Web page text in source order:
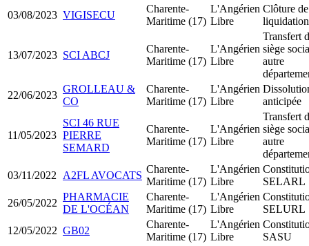
03/08/2023 VIGISECU
Charente-
Maritime (17)
L'Angérien
Libre
Clôture de
liquidation
13/07/2023 SCI ABCJ
Charente-
Maritime (17)
L'Angérien
Libre
Transfert
siège
autre
22/06/2023
GROLLEAU &
CO
Charente-
Maritime (17)
L'Angérien
Libre
anticipée
11/05/2023
SCI 46 RUE
PIERRE
SEMARD
Charente-
Maritime (17)
L'Angérien
Libre
Transfert
siège
autre
03/11/2022
A2FL AVOCATS
Charente-
Maritime (17)
L'Angérien
Libre
SELARL
26/05/2022
PHARMACIE
DE L'OCÉAN
Charente-
Maritime (17)
L'Angérien
Libre
SELURL
12/05/2022 GB02
Charente-
Maritime (17)
L'Angérien
Libre
SASU